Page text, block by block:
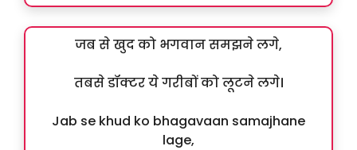
जब से खुद को भगवान समझने लगे,
तबसे डॉक्टर ये गरीबों को लूटने लगे।
Jab se khud ko bhagavaan samajhane
lage,